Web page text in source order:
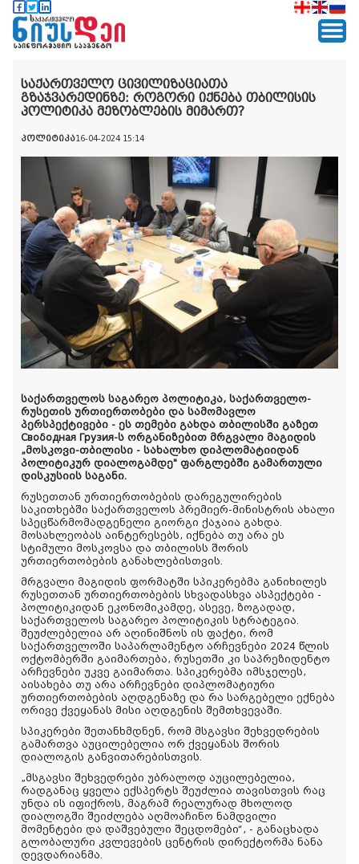
საქართველო ცივილიზაციათა
გზაჯვარედინზე: როგორი იქნება თბილისის
პოლიტიკა მეზობლების მიმართ?
პოლიტიკა16-04-2024 15:14
საქართველოს საგარეო პოლიტიკა, საქართველო-
რუსეთის ურთიერთობები და სამომავლო
პერსპექტივები - ეს თემები გახდა თბილისში გაზეთ
Свободная Грузия-ს ორგანიზებით მრგვალი მაგიდის
„მოსკოვი-თბილისი - სახალხო დიპლომატიიდან
პოლიტიკურ დიალოგამდე" ფარგლებში გამართული
დისკუსიის საგანი.
რუსეთთან ურთიერთობების დარეგულირების
საკითხებში საქართველოს პრემიერ-მინისტრის ახალი
სპეცწარმომადგენელი გიორგი ქაჯაია გახდა.
მოსახლეობას აინტერესებს, იქნება თუ არა ეს
სტიმული მოსკოვსა და თბილისს შორის
ურთიერთობების განახლებისთვის.
მრგვალი მაგიდის ფორმატში სპიკერებმა განიხილეს
რუსეთთან ურთიერთობების სხვადასხვა ასპექტები -
პოლიტიკიდან ეკონომიკამდე, ასევე, ზოგადად,
საქართველოს საგარეო პოლიტიკის სტრატეგია.
შეუძლებელია არ აღინიშნოს ის ფაქტი, რომ
საქართველოში საპარლამენტო არჩევნები 2024 წლის
ოქტომბერში გაიმართება, რუსეთში კი საპრეზიდენტო
არჩევნები უკვე გაიმართა. სპიკერებმა იმსჯელეს,
აისახება თუ არა არჩევნები დიპლომატიური
ურთიერთობების აღდგენაზე და რა სარგებელი ექნება
ორივე ქვეყანას მისი აღდგენის შემთხვევაში.
სპიკერები შეთანხმდნენ, რომ მსგავსი შეხვედრების
გამართვა აუცილებელია ორ ქვეყანას შორის
დიალოგის განვითარებისთვის.
„მსგავსი შეხვედრები უბრალოდ აუცილებელია,
რადგანაც ყველა ექსპერტს შეუძლია თავისთვის რაც
უნდა ის იფიქროს, მაგრამ რეალურად მხოლოდ
დიალოგში შეიძლება აღმოაჩინო ნამდვილი
მომენტები და დაშვებული შეცდომები“, - განაცხადა
გლობალური კვლევების ცენტრის დირექტორმა ნანა
დევდარიანმა.